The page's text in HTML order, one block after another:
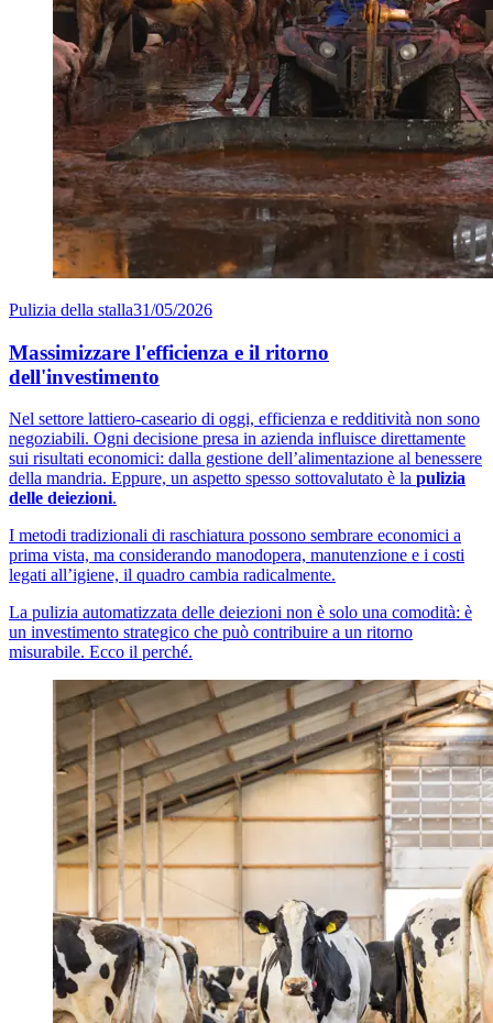
Pulizia della stalla31/05/2026
Massimizzare l'efficienza e il ritorno
dell'investimento
Nel settore lattiero-caseario di oggi, efficienza e redditività non sono
negoziabili. Ogni decisione presa in azienda influisce direttamente
sui risultati economici: dalla gestione dell’alimentazione al benessere
della mandria. Eppure, un aspetto spesso sottovalutato è la pulizia
delle deiezioni.
I metodi tradizionali di raschiatura possono sembrare economici a
prima vista, ma considerando manodopera, manutenzione e i costi
legati all’igiene, il quadro cambia radicalmente.
La pulizia automatizzata delle deiezioni non è solo una comodità: è
un investimento strategico che può contribuire a un ritorno
misurabile. Ecco il perché.